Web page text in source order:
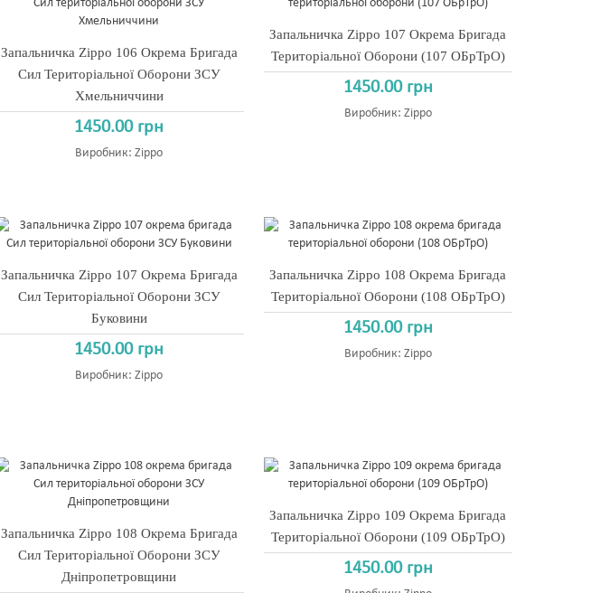
Запальничка Zippo 106 Окрема Бригада
Сил Територіальної Оборони ЗСУ
Хмельниччини
1450.00 грн
Виробник:Zippo
Запальничка Zippo 107 Окрема Бригада
Територіальної Оборони (107 ОБрТрО)
1450.00 грн
Виробник: Zippo
Запальничка Zippo 107 Окрема Бригада
Сил Територіальної Оборони ЗСУ
Буковини
1450.00 грн
Виробник:Zippo
Запальничка Zippo 108 Окрема Бригада
Територіальної Оборони (108 ОБрТрО)
1450.00 грн
Виробник: Zippo
Запальничка Zippo 108 Окрема Бригада
Сил Територіальної Оборони ЗСУ
Дніпропетровщини
Запальничка Zippo 109 Окрема Бригада
Територіальної Оборони (109 ОБрТрО)
1450.00 грн